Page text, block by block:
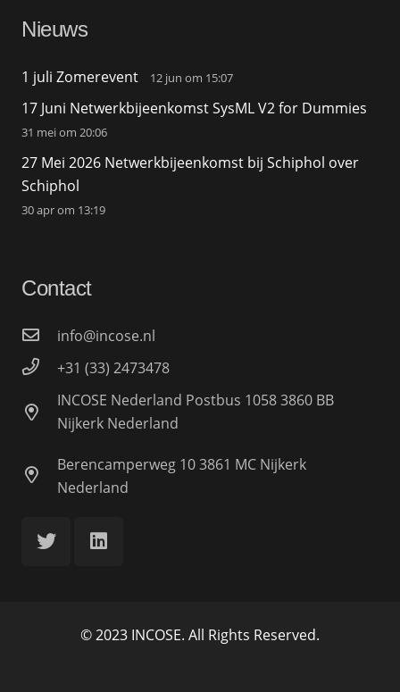
Nieuws
1 juli Zomerevent 12 jun om 15:07
17 Juni Netwerkbijeenkomst SysML V2 for Dummies
31 mei om 20:06
27 Mei 2026 Netwerkbijeenkomst bij Schiphol over
Schiphol
30 apr om 13:19
Contact
info@incose.nl
+31 (33) 2473478
INCOSE Nederland Postbus 1058 3860 BB
Nijkerk Nederland
Berencamperweg 10 3861 MC Nijkerk
Nederland
© 2023 INCOSE. All Rights Reserved.